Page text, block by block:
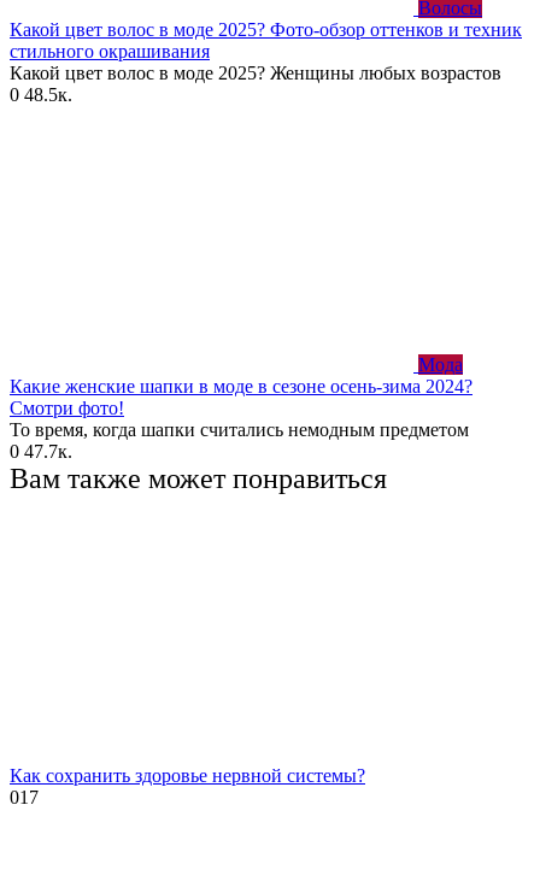
Волосы
Какой цвет волос в моде 2025? Фото-обзор оттенков и техник
стильного окрашивания
Какой цвет волос в моде 2025? Женщины любых возрастов
0 48.5к.
Мода
Какие женские шапки в моде в сезоне осень-зима 2024?
Смотри фото!
То время, когда шапки считались немодным предметом
0 47.7к.
Вам также может понравиться
Как сохранить здоровье нервной системы?
017